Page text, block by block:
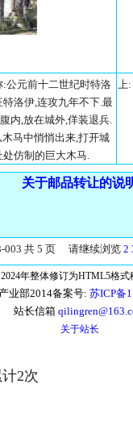
公元前十二世纪时特洛
洛伊,连攻九年不下.最
内,放在城外,佯装退兵.
马中悄悄出来,打开城
仿制的巨大木马.
上:
关于邮品转让的说
003 共 5 页 请继续浏览2
2024年整体修订为HTML5格式
业部2014备案号: 苏ICP备
站长信箱
关于站长
计2次